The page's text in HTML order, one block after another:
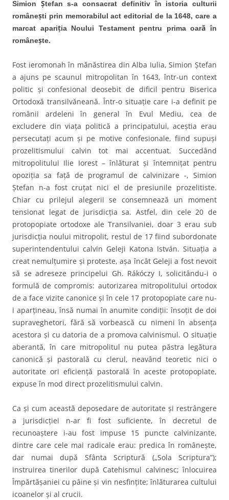
Simion Ştefan s-a consacrat definitiv în istoria culturii
româneşti prin memorabilul act editorial de la 1648, care a
marcat apariţia Noului Testament pentru prima oară în
româneşte.
Fost ieromonah în mănăstirea din Alba Iulia, Simion Ştefan
a ajuns pe scaunul mitropolitan în 1643, într-un context
politic şi confesional deosebit de dificil pentru Biserica
Ortodoxă transilvăneană. Într-o situaţie care i-a definit pe
românii ardeleni în general în Evul Mediu, cea de
excludere din viaţa politică a principatului, aceştia erau
persecutaţi acum şi pe motive confesionale, fiind supuşi
prozelitismului calvin tot mai accentuat. Succedând
mitropolitului Ilie Iorest – înlăturat şi întemniţat pentru
opoziţia sa faţă de programul de calvinizare -, Simion
Ştefan n-a fost cruţat nici el de presiunile prozelitiste.
Chiar cu prilejul alegerii se consemnează un moment
tensionat legat de jurisdicţia sa. Astfel, din cele 20 de
protopopiate ortodoxe ale Transilvaniei, doar 3 erau sub
jurisdicţia noului mitropolit, restul de 17 fiind subordonate
superintendentului calvin Geleji Katona István. Situaţia a
creat nemulţumire şi proteste, aşa încât Geleji a fost nevoit
să se adreseze principelui Gh. Rákóczy I, solicitându-i o
formulă de compromis: autorizarea mitropolitului ortodox
de a face vizite canonice şi în cele 17 protopopiate care nu-
i aparţineau, însă numai în anumite condiţii: însoţit de doi
supraveghetori, fără să vorbească cu nimeni în absenţa
acestora şi cu datoria de a promova calvinismul. O situaţie
aberantă, în care mitropolitul nu putea păstra legătura
canonică şi pastorală cu clerul, neavând teoretic nici o
autoritate ori eficienţă pastorală în aceste protopopiate,
expuse în mod direct prozelitismului calvin.
Ca şi cum această deposedare de autoritate şi restrângere
a jurisdicţiei n-ar fi fost suficiente, în decretul de
recunoaştere i-au fost impuse 15 puncte calvinizante,
dintre care cele mai radicale erau: predica în româneşte,
dar numai după Sfânta Scriptură („Sola Scriptura”);
instruirea tinerilor după Catehismul calvinesc; înlocuirea
Împărtăşaniei cu pâine şi vin nesfinţite; înlăturarea cultului
icoanelor şi al crucii.